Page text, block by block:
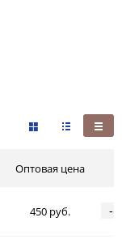
Оптовая цена
450 руб. -